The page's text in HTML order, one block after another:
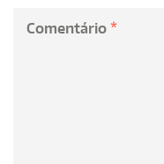
Comentário *